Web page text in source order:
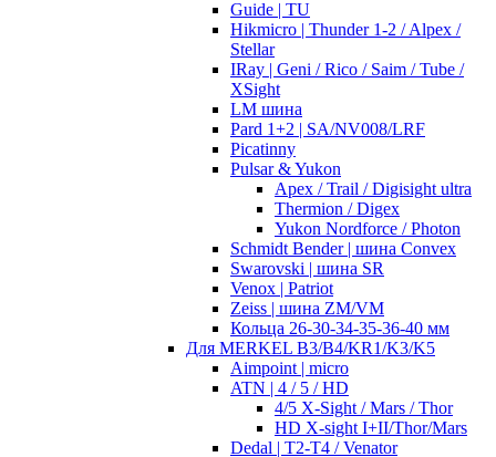
Guide | TU
Hikmicro | Thunder 1-2 / Alpex /
Stellar
IRay | Geni / Rico / Saim / Tube /
XSight
LM шина
Pard 1+2 | SA/NV008/LRF
Picatinny
Pulsar & Yukon
Apex / Trail / Digisight ultra
Thermion / Digex
Yukon Nordforce / Photon
Schmidt Bender | шина Convex
Swarovski | шина SR
Venox | Patriot
Zeiss | шина ZM/VM
Кольца 26-30-34-35-36-40 мм
Для MERKEL B3/B4/KR1/K3/K5
Aimpoint | micro
ATN | 4 / 5 / HD
4/5 X-Sight / Mars / Thor
HD X-sight I+II/Thor/Mars
Dedal | T2-T4 / Venator